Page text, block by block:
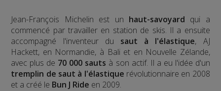
Jean-François Michelin est un haut-savoyard qui a
commencé par travailler en station de skis. Il a ensuite
accompagné l'inventeur du saut à l'élastique, AJ
Hackett, en Normandie, à Bali et en Nouvelle Zélande,
avec plus de 70 000 sauts à son actif. Il a eu l'idée d'un
tremplin de saut à l'élastique révolutionnaire en 2008
et a créé le Bun J Ride en 2009.